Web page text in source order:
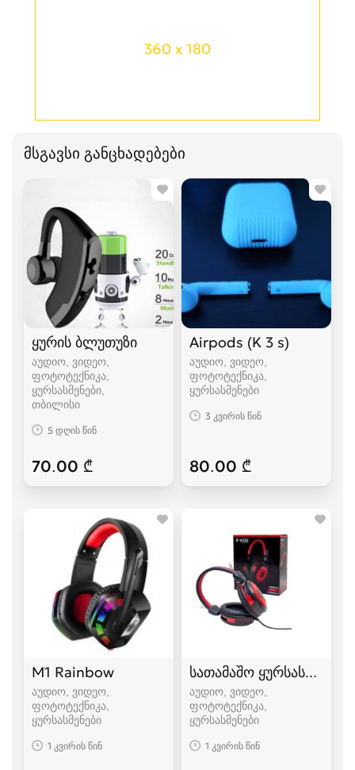
360 x 180
მსგავსი განცხადებები
ყურის ბლუთუზი
აუდიო, ვიდეო,
ფოტოტექნიკა,
ყურსასმენები
თბილისი
5 დღის წინ
70.00 ₾
Airpods (K 3 s)
აუდიო, ვიდეო,
ფოტოტექნიკა,
ყურსასმენები
3 კვირის წინ
80.00 ₾
M1 Rainbow
აუდიო, ვიდეო,
ფოტოტექნიკა,
ყურსასმენები
1 კვირის წინ
სათამაშო ყურსასმენი
აუდიო, ვიდეო,
ფოტოტექნიკა,
ყურსასმენები
1 კვირის წინ